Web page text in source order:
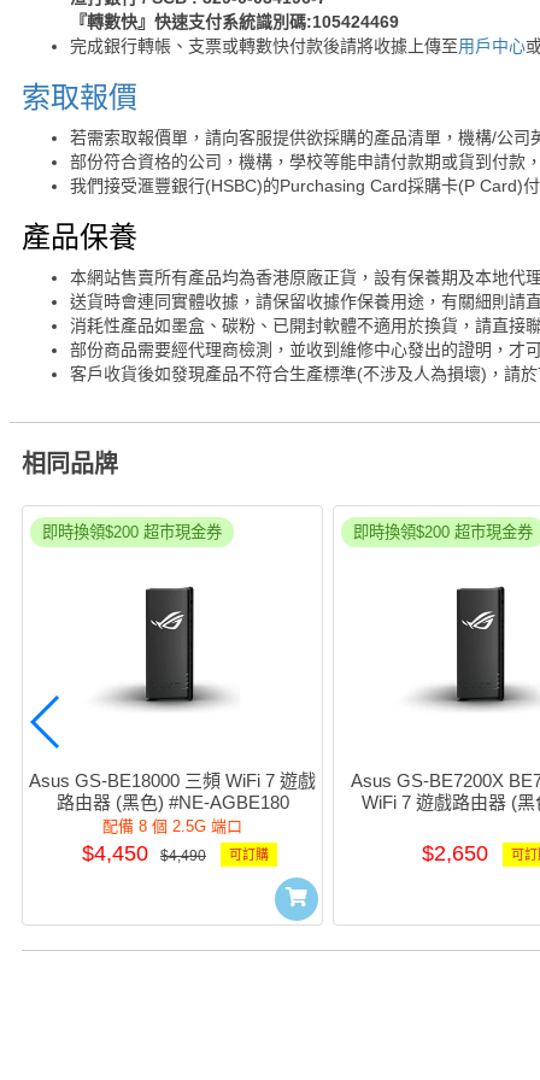
『轉數快』快速支付系統識別碼:105424469
完成銀行轉帳、支票或轉數快付款後請將收據上傳至用戶中心
索取報價
若需索取報價單，請向客服提供欲採購的產品清單，機構/公
部份符合資格的公司，機構，學校等能申請付款期或貨到付款
我們接受滙豐銀行(HSBC)的Purchasing Card採購卡(P Card)付
產品保養
本網站售賣所有產品均為香港原廠正貨，設有保養期及本地代
送貨時會連同實體收據，請保留收據作保養用途，有關細則請
消耗性產品如墨盒、碳粉、已開封軟體不適用於換貨，請直接
部份商品需要經代理商檢測，並收到維修中心發出的證明，才
客戶收貨後如發現產品不符合生產標準(不涉及人為損壞)，請
相同品牌
即時換領$200 超市現金券
Asus GS-BE18000 三頻 WiFi 7 遊戲
路由器 (黑色) #NE-AGBE180
配備 8 個 2.5G 端口
$4,450 $4,490 可訂購
即時換領$200 超市現金券
Asus GS-BE7200X
WiFi 7 遊戲路由器 (
$2,650 可訂